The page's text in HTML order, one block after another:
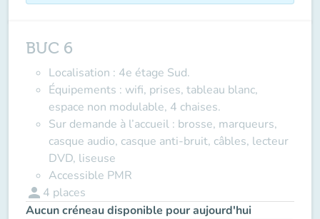
BUC 6
Localisation : 4e étage Sud.
Équipements : wifi, prises, tableau blanc,
espace non modulable, 4 chaises.
Sur demande à l’accueil : brosse, marqueurs,
casque audio, casque anti-bruit, câbles, lecteur
DVD, liseuse
Accessible PMR
person 4 places
Aucun créneau disponible pour aujourd'hui